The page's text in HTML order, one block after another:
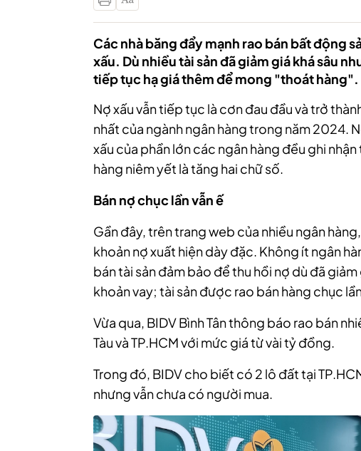
Các nhà băng đẩy mạnh rao bán bất động
xấu. Dù nhiều tài sản đã giảm giá khá sâu
tiếp tục hạ giá thêm để mong "thoát hàng".
Nợ xấu vẫn tiếp tục là cơn đau đầu và trở
nhất của ngành ngân hàng trong năm 2024.
xấu của phần lớn các ngân hàng đều ghi
hàng niêm yết là tăng hai chữ số.
Bán nợ chục lần vẫn ế
Gần đây, trên trang web của nhiều ngân
khoản nợ xuất hiện dày đặc. Không ít ngân
bán tài sản đảm bảo để thu hồi nợ dù đã
khoản vay; tài sản được rao bán hàng chục
Vừa qua, BIDV Bình Tân thông báo rao bán
Tàu và TP.HCM với mức giá từ vài tỷ đồng.
Trong đó, BIDV cho biết có 2 lô đất tại
nhưng vẫn chưa có người mua.